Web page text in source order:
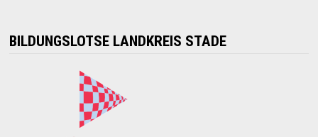
BILDUNGSLOTSE LANDKREIS STADE